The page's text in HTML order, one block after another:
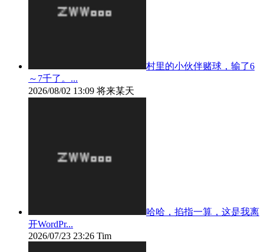
村里的小伙伴赌球，输了6
～7千了。...
2026/08/02 13:09 将来某天
哈哈，掐指一算，这是我离
开WordPr...
2026/07/23 23:26 Tim